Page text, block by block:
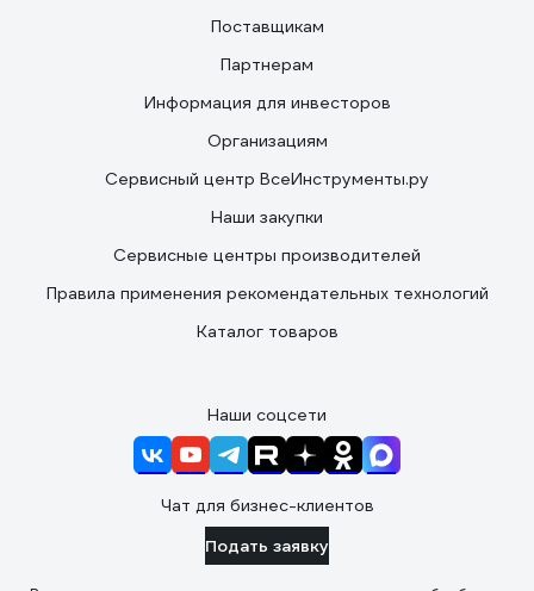
Поставщикам
Партнерам
Информация для инвесторов
Организациям
Сервисный центр ВсеИнструменты.ру
Наши закупки
Сервисные центры производителей
Правила применения рекомендательных технологий
Каталог товаров
Наши соцсети
Чат для бизнес-клиентов
Подать заявку